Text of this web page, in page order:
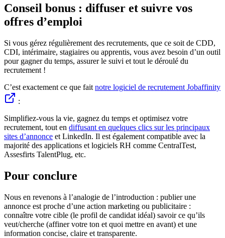
Conseil bonus : diffuser et suivre vos
offres d’emploi
Si vous gérez régulièrement des recrutements, que ce soit de CDD,
CDI, intérimaire, stagiaires ou apprentis, vous avez besoin d’un outil
pour gagner du temps, assurer le suivi et tout le déroulé du
recrutement !
C’est exactement ce que fait notre logiciel de recrutement Jobaffinity
:
Simplifiez-vous la vie, gagnez du temps et optimisez votre
recrutement, tout en diffusant en quelques clics sur les principaux
sites d’annonce et LinkedIn. Il est également compatible avec la
majorité des applications et logiciels RH comme CentralTest,
Assesfirts TalentPlug, etc.
Pour conclure
Nous en revenons à l’analogie de l’introduction : publier une
annonce est proche d’une action marketing ou publicitaire :
connaître votre cible (le profil de candidat idéal) savoir ce qu’ils
veut/cherche (affiner votre ton et quoi mettre en avant) et une
information concise, claire et transparente.